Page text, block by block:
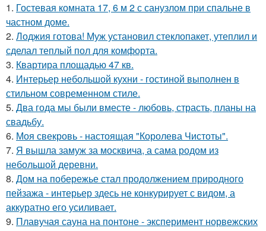
1. Гостевая комната 17, 6 м 2 с санузлом при спальне в
частном доме.
2. Лоджия готова! Муж установил стеклопакет, утеплил и
сделал теплый пол для комфорта.
3. Квартира площадью 47 кв.
4. Интерьер небольшой кухни - гостиной выполнен в
стильном современном стиле.
5. Два года мы были вместе - любовь, страсть, планы на
свадьбу.
6. Моя свекровь - настоящая "Королева Чистоты".
7. Я вышла замуж за москвича, а сама родом из
небольшой деревни.
8. Дом на побережье стал продолжением природного
пейзажа - интерьер здесь не конкурирует с видом, а
аккуратно его усиливает.
9. Плавучая сауна на понтоне - эксперимент норвежских